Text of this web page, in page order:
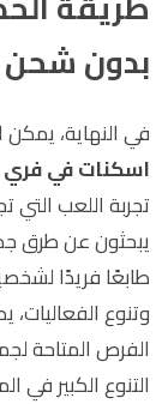
بدون شحن
في النهاية،
اسكنات في فري
تجربة اللعب التي
يبحثون عن طرق
طابعًا فريدًا
وتنوع
الفرص المتاحة
التنوع الكبير في